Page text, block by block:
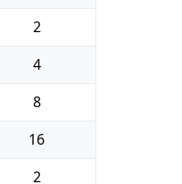
2
4
8
16
2